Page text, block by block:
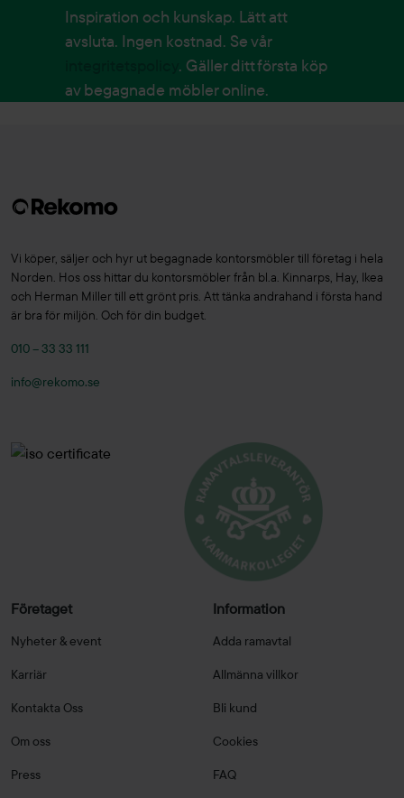
Inspiration och kunskap. Lätt att
avsluta. Ingen kostnad. Se vår
. Gäller ditt första köp
av begagnade möbler online.
Vi köper, säljer och hyr ut begagnade kontorsmöbler till företag i hela
Norden. Hos oss hittar du kontorsmöbler från bl.a. Kinnarps, Hay, Ikea
och Herman Miller till ett grönt pris. Att tänka andrahand i första hand
är bra för miljön. Och för din budget.
010 – 33 33 111
info@rekomo.se
Företaget
Nyheter & event
Karriär
Kontakta Oss
Om oss
Press
Information
Adda ramavtal
Allmänna villkor
Bli kund
Cookies
FAQ